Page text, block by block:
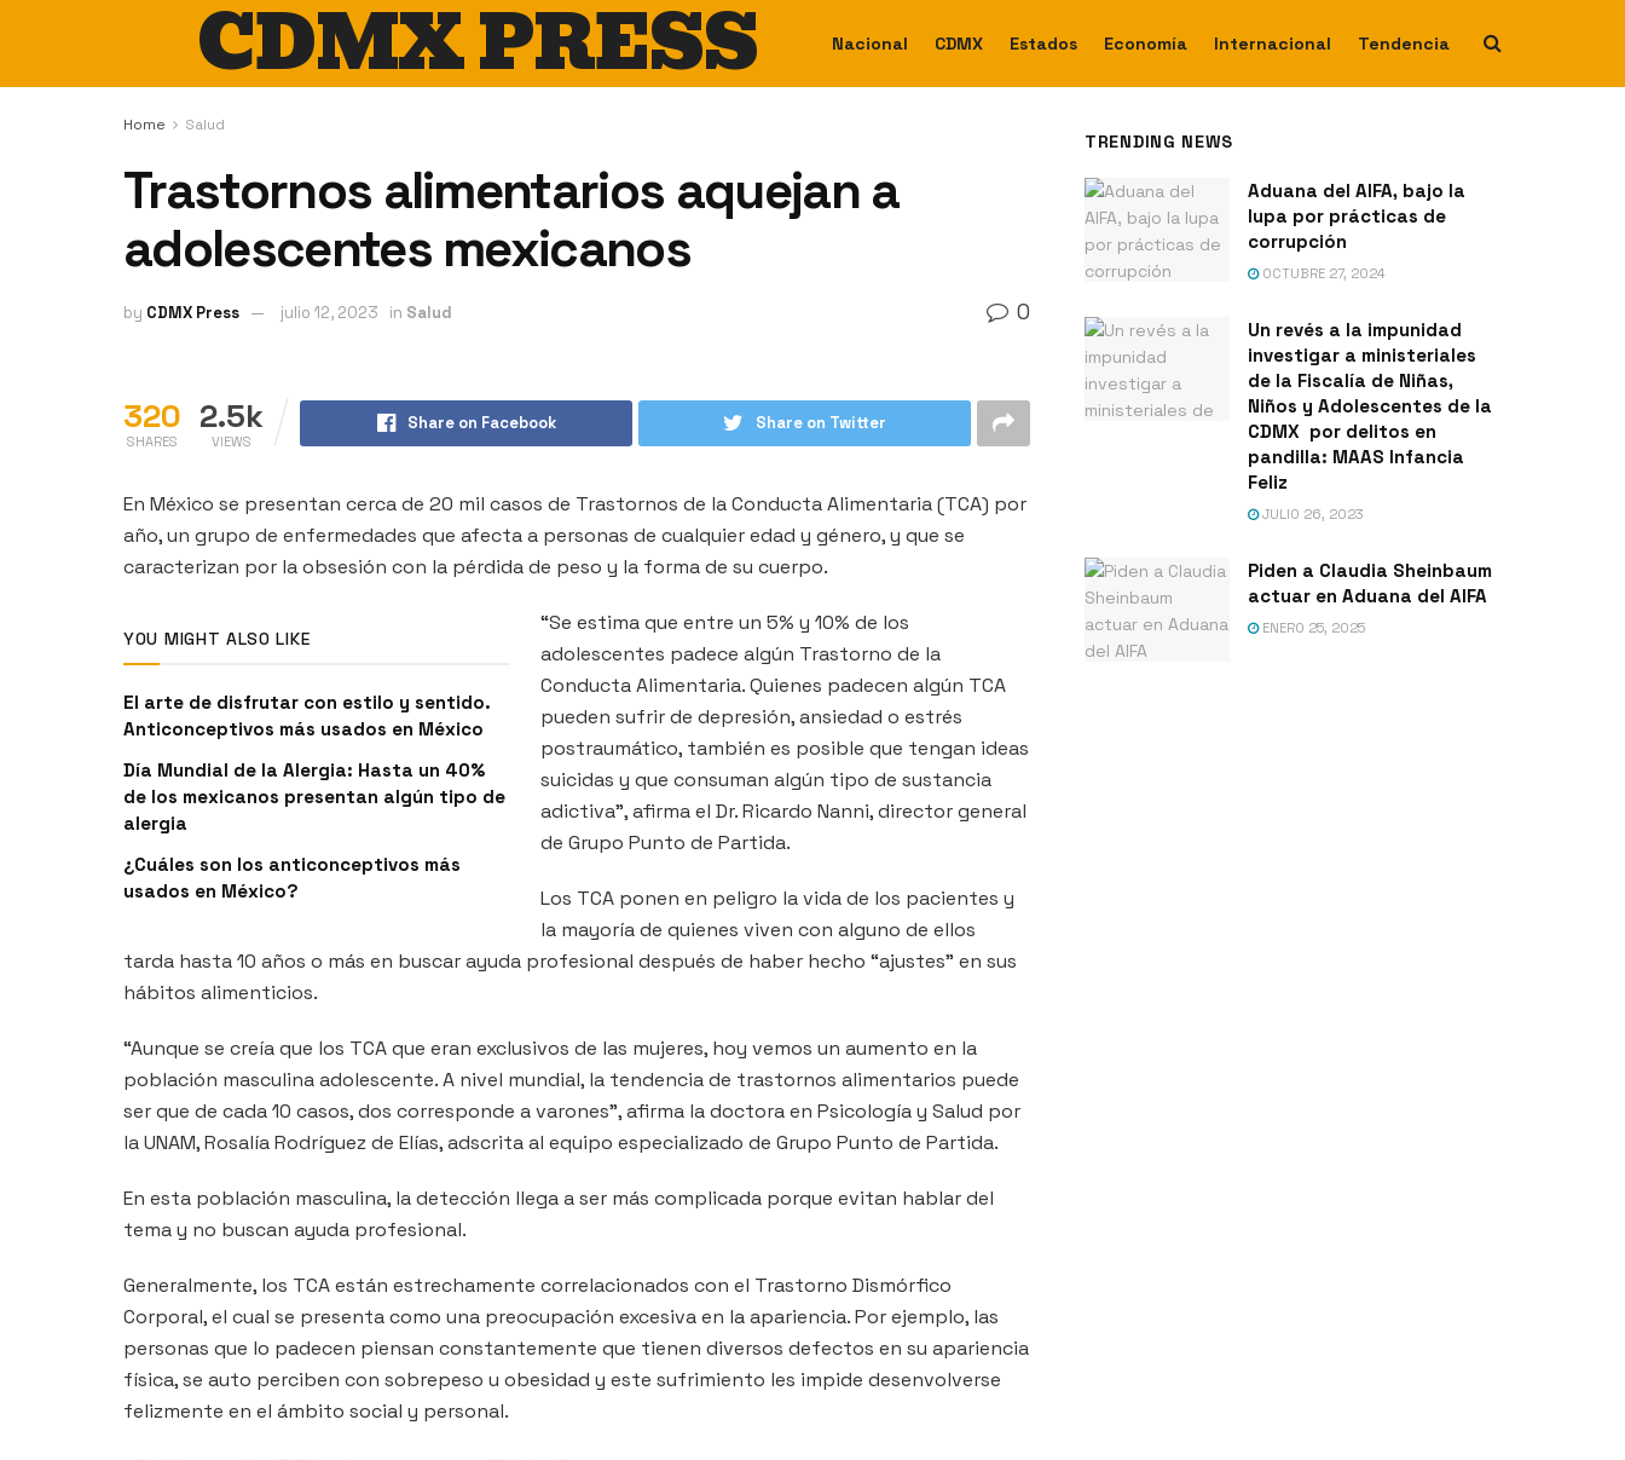
CDMX PRESS Nacional CDMX Estados Economía Internacional Tendencia
Home Salud
Trastornos alimentarios aquejan a
adolescentes mexicanos
by CDMX Press julio 12, 2023 in Salud 0
320
SHARES
2.5k
VIEWS
Share on Facebook Share on Twitter
En México se presentan cerca de 20 mil casos de Trastornos de la Conducta Alimentaria (TCA) por
año, un grupo de enfermedades que afecta a personas de cualquier edad y género, y que se
caracterizan por la obsesión con la pérdida de peso y la forma de su cuerpo.
YOU MIGHT ALSO LIKE
El arte de disfrutar con estilo y sentido.
Anticonceptivos más usados en México
Día Mundial de la Alergia: Hasta un 40%
de los mexicanos presentan algún tipo de
alergia
¿Cuáles son los anticonceptivos más
usados en México?
“Se estima que entre un 5% y 10% de los
adolescentes padece algún Trastorno de la
Conducta Alimentaria. Quienes padecen algún TCA
pueden sufrir de depresión, ansiedad o estrés
postraumático, también es posible que tengan ideas
suicidas y que consuman algún tipo de sustancia
adictiva”, afirma el Dr. Ricardo Nanni, director general
de Grupo Punto de Partida.
Los TCA ponen en peligro la vida de los pacientes y
la mayoría de quienes viven con alguno de ellos
tarda hasta 10 años o más en buscar ayuda profesional después de haber hecho “ajustes” en sus
hábitos alimenticios.
“Aunque se creía que los TCA que eran exclusivos de las mujeres, hoy vemos un aumento en la
población masculina adolescente. A nivel mundial, la tendencia de trastornos alimentarios puede
ser que de cada 10 casos, dos corresponde a varones”, afirma la doctora en Psicología y Salud por
la UNAM, Rosalía Rodríguez de Elías, adscrita al equipo especializado de Grupo Punto de Partida.
En esta población masculina, la detección llega a ser más complicada porque evitan hablar del
tema y no buscan ayuda profesional.
Generalmente, los TCA están estrechamente correlacionados con el Trastorno Dismórfico
Corporal, el cual se presenta como una preocupación excesiva en la apariencia. Por ejemplo, las
personas que lo padecen piensan constantemente que tienen diversos defectos en su apariencia
física, se auto perciben con sobrepeso u obesidad y este sufrimiento les impide desenvolverse
felizmente en el ámbito social y personal.
TRENDING NEWS
Aduana del AIFA, bajo la
lupa por prácticas de
corrupción
OCTUBRE 27, 2024
Un revés a la impunidad
investigar a ministeriales
de la Fiscalía de Niñas,
Niños y Adolescentes de la
CDMX por delitos en
pandilla: MAAS Infancia
Feliz
JULIO 26, 2023
Piden a Claudia Sheinbaum
actuar en Aduana del AIFA
ENERO 25, 2025